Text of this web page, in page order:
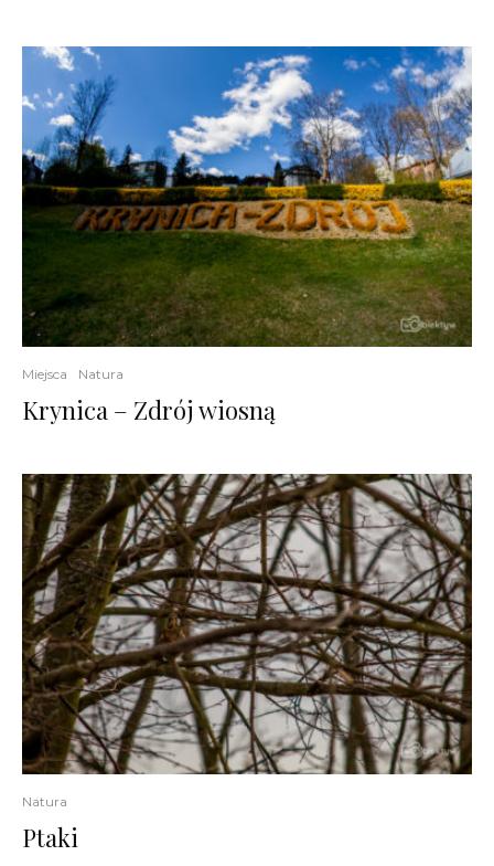
Miejsca Natura
Krynica – Zdrój wiosną
Natura
Ptaki